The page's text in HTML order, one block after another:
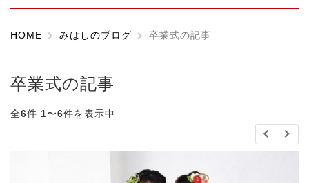
HOME みはしのブログ 卒業式の記事
卒業式の記事
全6件 1〜6件を表示中